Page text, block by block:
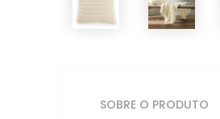
SOBRE O PRODUTO